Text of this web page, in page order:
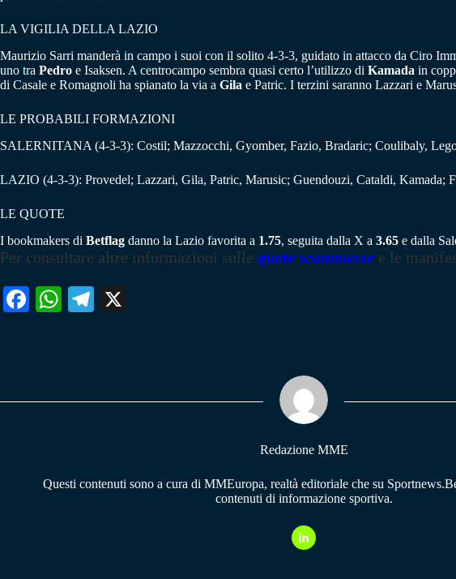
LA VIGILIA DELLA LAZIO
Maurizio Sarri manderà in campo i suoi con il solito 4-3-3, guidato in attacco da Ciro
uno tra Pedro e Isaksen. A centrocampo sembra quasi certo l’utilizzo di Kamada in
di Casale e Romagnoli ha spianato la via a Gila e Patric. I terzini saranno Lazzari e
LE PROBABILI FORMAZIONI
SALERNITANA (4-3-3): Costil; Mazzocchi, Gyomber, Fazio, Bradaric; Coulibaly,
LAZIO (4-3-3): Provedel; Lazzari, Gila, Patric, Marusic; Guendouzi, Cataldi, Kamada;
LE QUOTE
I bookmakers di Betflag danno la Lazio favorita a 1.75, seguita dalla X a 3.65 e dalla
Per consultare altre informazioni sulle quote scommesse e le
Fa W
pp
Te
m
Redazione MME
Questi contenuti sono a cura di MMEuropa, realtà editoriale che su
contenuti di informazione sportiva.